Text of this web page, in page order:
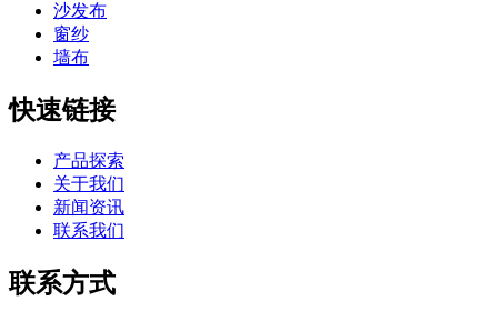
沙发布
窗纱
墙布
快速链接
产品探索
关于我们
新闻资讯
联系我们
联系方式